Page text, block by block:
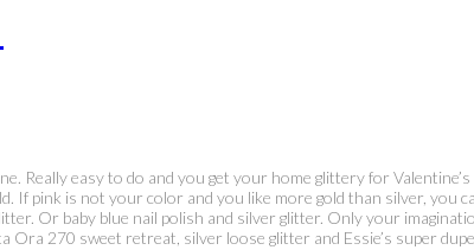
Really easy to do and you get your home glittery for Valentine’s
pink is not your color and you like more gold than silver, you
Or baby blue nail polish and silver glitter. Only your
270 sweet retreat, silver loose glitter and Essie’s super